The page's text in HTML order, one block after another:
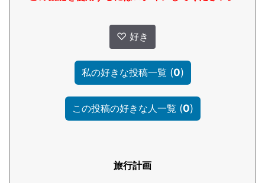
♡ 好き
私の好きな投稿一覧 (0)
この投稿の好きな人一覧 (0)
旅行計画